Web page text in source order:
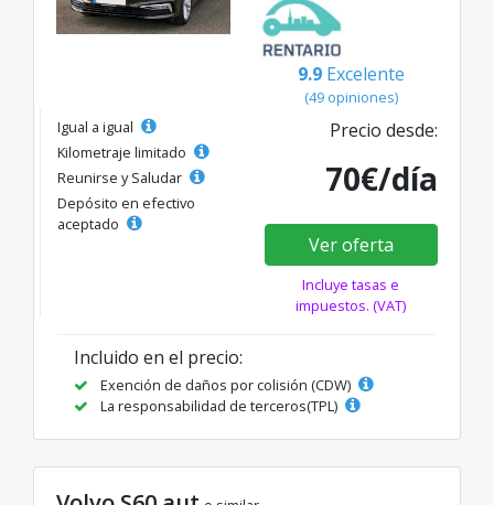
9.9 Excelente
(49 opiniones)
Igual a igual
Kilometraje limitado
Reunirse y Saludar
Depósito en efectivo
aceptado
Precio desde:
70€/día
Ver oferta
Incluye tasas e
impuestos. (VAT)
Incluido en el precio:
Exención de daños por colisión (CDW)
La responsabilidad de terceros(TPL)